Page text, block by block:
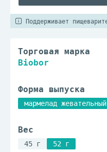
Поддерживает
Торговая марка
Biobor
Форма выпуска
мармелад жевательный
Вес
45 г 52 г